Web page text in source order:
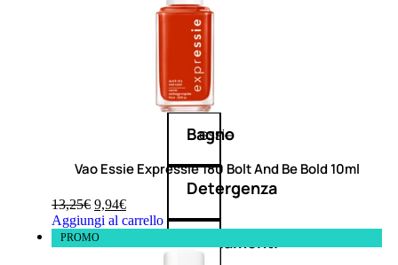
Corpo
Mani
Bagno
Detergenza
Trattamenti
Vao Essie Expressie 180 Bolt And Be Bold 10ml
13,25€ 9,94€
Aggiungi al carrello
PROMO